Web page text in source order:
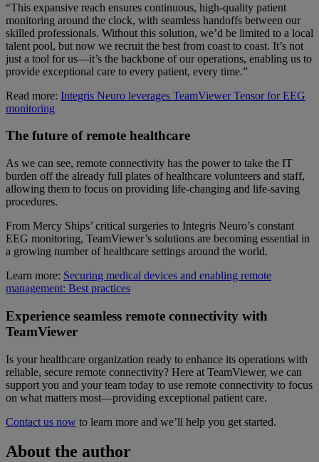
“This expansive reach ensures continuous, high-quality patient
monitoring around the clock, with seamless handoffs between our
skilled professionals. Without this solution, we’d be limited to a local
talent pool, but now we recruit the best from coast to coast. It’s not
just a tool for us—it’s the backbone of our operations, enabling us to
provide exceptional care to every patient, every time.”
Read more: Integris Neuro leverages TeamViewer Tensor for EEG
monitoring
The future of remote healthcare
As we can see, remote connectivity has the power to take the IT
burden off the already full plates of healthcare volunteers and staff,
allowing them to focus on providing life-changing and life-saving
procedures.
From Mercy Ships’ critical surgeries to Integris Neuro’s constant
EEG monitoring, TeamViewer’s solutions are becoming essential in
a growing number of healthcare settings around the world.
Learn more: Securing medical devices and enabling remote
management: Best practices
Experience seamless remote connectivity with
TeamViewer
Is your healthcare organization ready to enhance its operations with
reliable, secure remote connectivity? Here at TeamViewer, we can
support you and your team today to use remote connectivity to focus
on what matters most—providing exceptional patient care.
Contact us now to learn more and we’ll help you get started.
About the author